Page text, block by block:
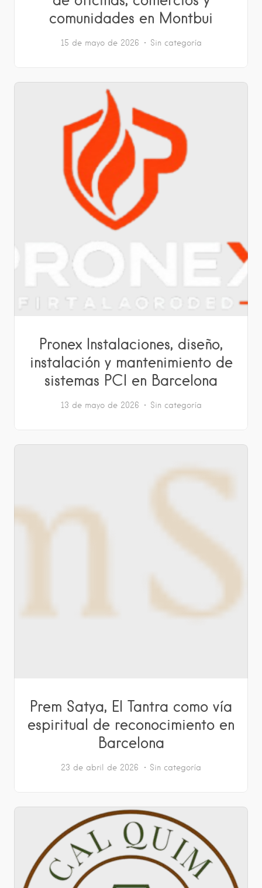
comunidades en Montbui
15 de mayo de 2026 Sin categoría
Pronex Instalaciones, diseño,
instalación y mantenimiento de
sistemas PCI en Barcelona
13 de mayo de 2026 Sin categoría
Prem Satya, El Tantra como vía
espiritual de reconocimiento en
Barcelona
23 de abril de 2026 Sin categoría